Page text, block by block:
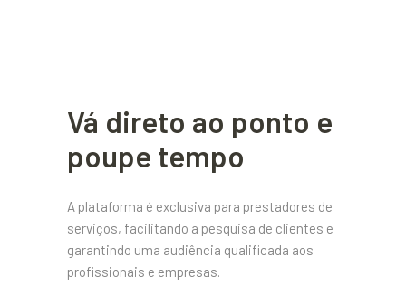
Vá direto ao ponto e
poupe tempo
A plataforma é exclusiva para prestadores de
serviços, facilitando a pesquisa de clientes e
garantindo uma audiência qualificada aos
profissionais e empresas.